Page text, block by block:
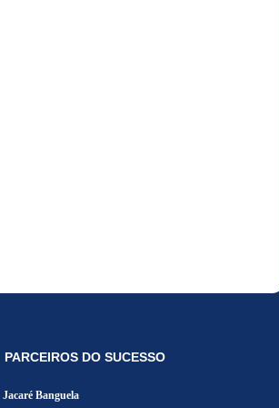
PARCEIROS DO SUCESSO
Jacaré Banguela